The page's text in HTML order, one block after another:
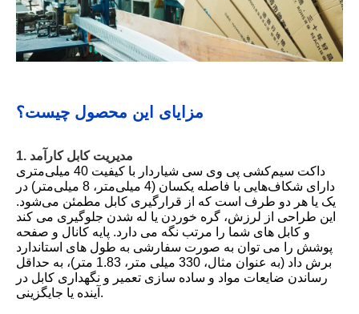
مزایای این محصول چیست؟
1. مدیریت کابل کارآمد
داکت سیم‌کشی پی وی سی شیاردار با کیفیت 40 میلی‌متری
دارای شکاف‌هایی با فاصله یکسان (4 میلی‌متر، 8 میلی‌متر) در
یک یا هر دو طرف است که از قرارگیری کابل مطمئن می‌شود.
این طراحی از لرزش، گره خوردن یا له شدن جلوگیری می کند
و کابل های شما را مرتب نگه می دارد. پایه کانال و صفحه
پوشش را می توان به صورت سفارشی به طول های استاندارد
برش داد (به عنوان مثال، 330 میلی متر، 1.83 متر)، به حداقل
رساندن ضایعات مواد و ساده سازی تعمیر و نگهداری کابل در
آینده یا جایگزینی.